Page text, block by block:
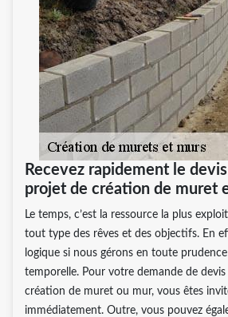
Recevez rapidement le
projet de création de muret
Le temps, c’est la ressource la plus
tout type des rêves et des objectifs. En
logique si nous gérons en toute
temporelle. Pour votre demande de devis
création de muret ou mur, vous êtes
immédiatement. Outre, vous pouvez